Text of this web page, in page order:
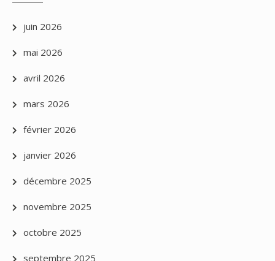
juin 2026
mai 2026
avril 2026
mars 2026
février 2026
janvier 2026
décembre 2025
novembre 2025
octobre 2025
septembre 2025